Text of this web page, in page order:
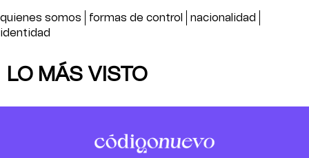
quienes somos formas de control
nacionalidad
identidad
LO MÁS VISTO